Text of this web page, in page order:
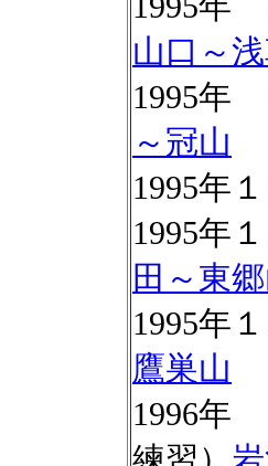
山口～
1995年
～冠山
1995年
1995年
田～東
1995年
鷹巣山
1996年